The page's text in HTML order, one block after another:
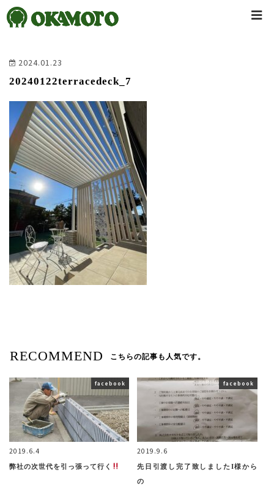
2024.01.23
20240122terracedeck_7
RECOMMEND こちらの記事も人気です。
facebook
2019.6.4
弊社の次世代を引っ張って行く
facebook
2019.9.6
先日引渡し完了致しましたI様から
の